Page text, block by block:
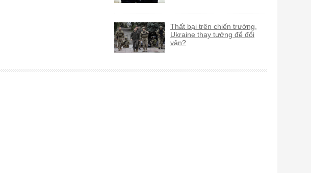
Thất bại trên chiến trường,
Ukraine thay tướng để đổi
vận?